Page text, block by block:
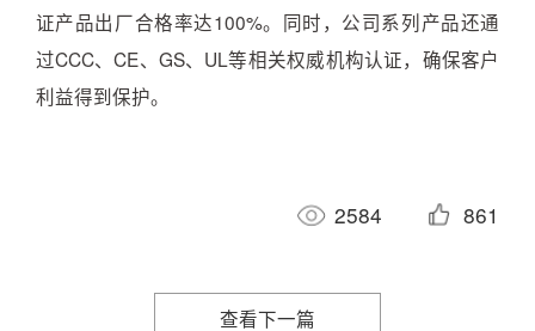
证产品出厂合格率达100%。同时，公司系列产品还通
过CCC、CE、GS、UL等相关权威机构认证，确保客户
利益得到保护。
2584 861
查看下一篇